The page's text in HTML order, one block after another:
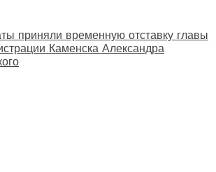
приняли временную отставку главы
Каменска Александра